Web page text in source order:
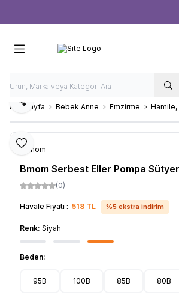
Ana Sayfa Bebek Anne Emzirme Hamile,
Favoriye Ekle
Paylaş
b-mom
Bmom Serbest Eller Pompa
(0)
Havale Fiyatı : 518 TL %5 ekstra indirim
Renk: Siyah
Beden:
95B 100B 85B 80B